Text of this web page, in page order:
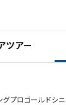
ツアー
グプロゴールドシ